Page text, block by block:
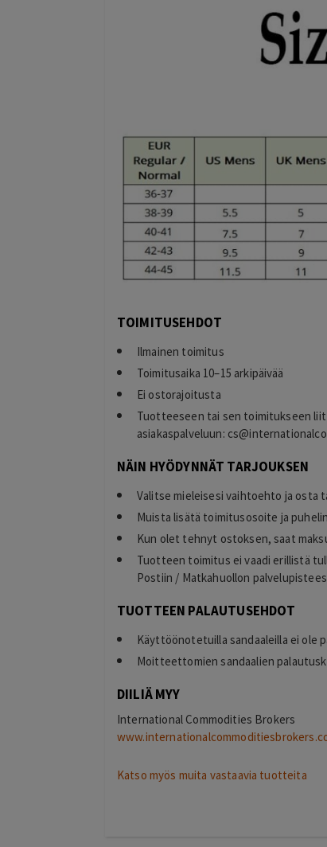
TOIMITUSEHDOT
Ilmainen toimitus
Toimitusaika 10–15 arkipäivää
Ei ostorajoitusta
Tuotteeseen tai sen toimitukseen
asiakaspalveluun:
NÄIN HYÖDYNNÄT TARJOUKSEN
Valitse mieleisesi vaihtoehto ja osta
Muista lisätä toimitusosoite ja
Kun olet tehnyt ostoksen, saat
Tuotteen toimitus ei vaadi erillistä
Postiin / Matkahuollon
TUOTTEEN PALAUTUSEHDOT
Käyttöönotetuilla sandaaleilla ei ole
Moitteettomien sandaalien
DIILIÄ MYY
International Commodities Brokers
Katso myös muita vastaavia tuotteita